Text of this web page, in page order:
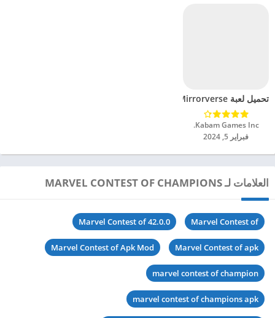
تحميل لعبة Disney Mirrorverse مهكرة للاندرويد 2024
Kabam Games Inc.‏
فبراير 5, 2024
العلامات لـ MARVEL CONTEST OF CHAMPIONS
Marvel Contest of
Marvel Contest of 42.0.0
Marvel Contest of apk
Marvel Contest of Apk Mod
marvel contest of champion
marvel contest of champions apk